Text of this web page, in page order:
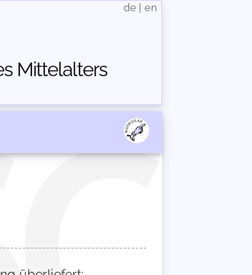
Mittelalters
de en